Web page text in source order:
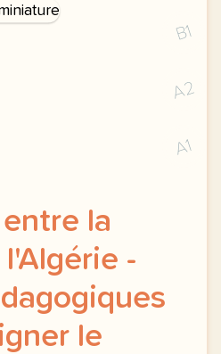
B1
A2
A1
la
-
le